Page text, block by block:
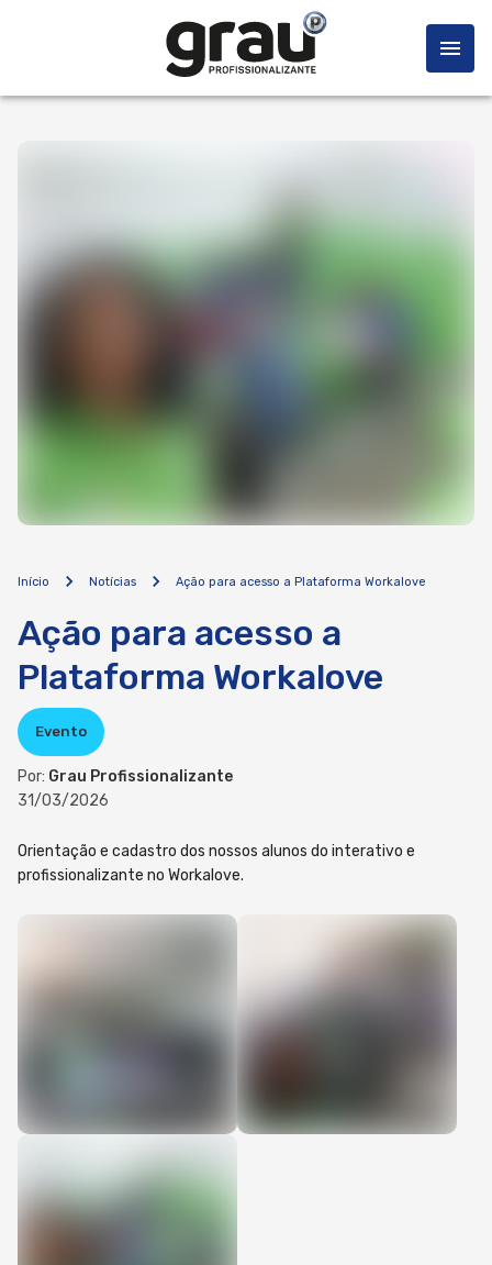
Início Notícias Ação para acesso a Plataforma Workalove
Ação para acesso a
Plataforma Workalove
Evento
Por: Grau Profissionalizante
31/03/2026
Orientação e cadastro dos nossos alunos do interativo e
profissionalizante no Workalove.